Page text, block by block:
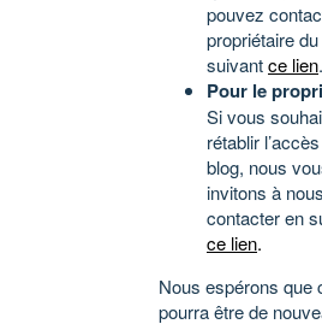
pouvez
propriétaire
suivantce lien.
Pour le
Si vous
rétablir
blog, nous
invitons à nous
contacter en
ce lien.
Nous espérons que
pourra être de